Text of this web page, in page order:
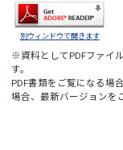
別ウィンドウで開きます
※資料としてPDFファイ
す。
PDF書類をご覧になる場合
場合、最新バージョンを